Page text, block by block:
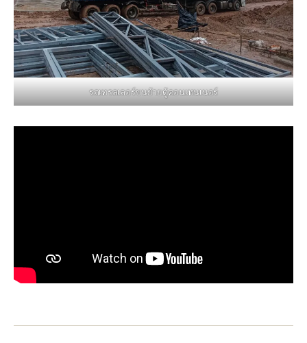
รถเทรลเลอร์ขนย้ายตู้คอนเทนเนอร์